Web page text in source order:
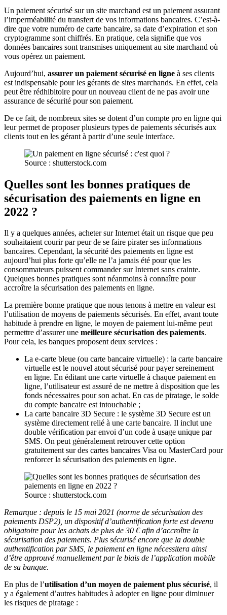
Un paiement sécurisé sur un site marchand est un paiement assurant
l’imperméabilité du transfert de vos informations bancaires. C’est-à-
dire que votre numéro de carte bancaire, sa date d’expiration et son
cryptogramme sont chiffrés. En pratique, cela signifie que vos
données bancaires sont transmises uniquement au site marchand où
vous opérez un paiement.
Aujourd’hui, assurer un paiement sécurisé en ligne à ses clients
est indispensable pour les gérants de sites marchands. En effet, cela
peut être rédhibitoire pour un nouveau client de ne pas avoir une
assurance de sécurité pour son paiement.
De ce fait, de nombreux sites se dotent d’un compte pro en ligne qui
leur permet de proposer plusieurs types de paiements sécurisés aux
clients tout en les gérant à partir d’une seule interface.
Source : shutterstock.com
Quelles sont les bonnes pratiques de
sécurisation des paiements en ligne en
2022 ?
Il y a quelques années, acheter sur Internet était un risque que peu
souhaitaient courir par peur de se faire pirater ses informations
bancaires. Cependant, la sécurité des paiements en ligne est
aujourd’hui plus forte qu’elle ne l’a jamais été pour que les
consommateurs puissent commander sur Internet sans crainte.
Quelques bonnes pratiques sont néanmoins à connaître pour
accroître la sécurisation des paiements en ligne.
La première bonne pratique que nous tenons à mettre en valeur est
l’utilisation de moyens de paiements sécurisés. En effet, avant toute
habitude à prendre en ligne, le moyen de paiement lui-même peut
permettre d’assurer une meilleure sécurisation des paiements.
Pour cela, les banques proposent deux services :
La e-carte bleue (ou carte bancaire virtuelle) : la carte bancaire
virtuelle est le nouvel atout sécurisé pour payer sereinement
en ligne. En éditant une carte virtuelle à chaque paiement en
ligne, l’utilisateur est assuré de ne mettre à disposition que les
fonds nécessaires pour son achat. En cas de piratage, le solde
du compte bancaire est intouchable ;
La carte bancaire 3D Secure : le système 3D Secure est un
système directement relié à une carte bancaire. Il inclut une
double vérification par envoi d’un code à usage unique par
SMS. On peut généralement retrouver cette option
gratuitement sur des cartes bancaires Visa ou MasterCard pour
renforcer la sécurisation des paiements en ligne.
Source : shutterstock.com
Remarque : depuis le 15 mai 2021 (norme de sécurisation des
paiements DSP2), un dispositif d’authentification forte est devenu
obligatoire pour les achats de plus de 30 € afin d’accroître la
sécurisation des paiements. Plus sécurisé encore que la double
authentification par SMS, le paiement en ligne nécessitera ainsi
d’être approuvé manuellement par le biais de l’application mobile
de sa banque.
En plus de l’utilisation d’un moyen de paiement plus sécurisé, il
y a également d’autres habitudes à adopter en ligne pour diminuer
les risques de piratage :